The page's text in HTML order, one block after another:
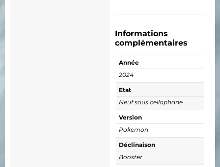
Informations
complémentaires
Année
2024
Etat
Neuf sous cellophane
Version
Pokemon
Déclinaison
Booster